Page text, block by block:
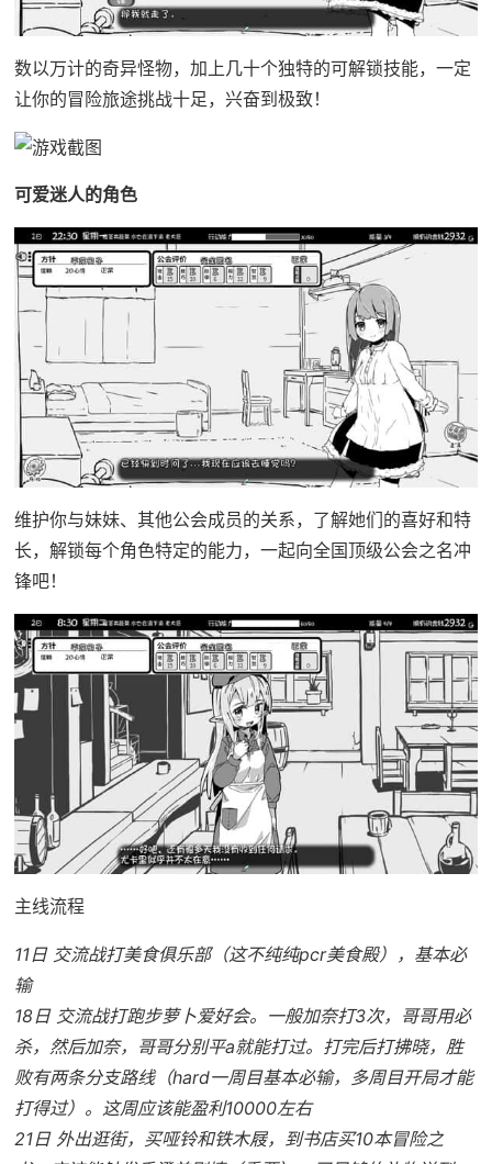
数以万计的奇异怪物，加上几十个独特的可解锁技能，一定
让你的冒险旅途挑战十足，兴奋到极致！
可爱迷人的角色
维护你与妹妹、其他公会成员的关系，了解她们的喜好和特
长，解锁每个角色特定的能力，一起向全国顶级公会之名冲
锋吧！
主线流程
11日 交流战打美食俱乐部（这不纯纯pcr美食殿），基本必
输
18日 交流战打跑步萝卜爱好会。一般加奈打3次，哥哥用必
杀，然后加奈，哥哥分别平a就能打过。打完后打拂晓，胜
败有两条分支路线（hard一周目基本必输，多周目开局才能
打得过）。这周应该能盈利10000左右
21日 外出逛街，买哑铃和铁木屐，到书店买10本冒险之